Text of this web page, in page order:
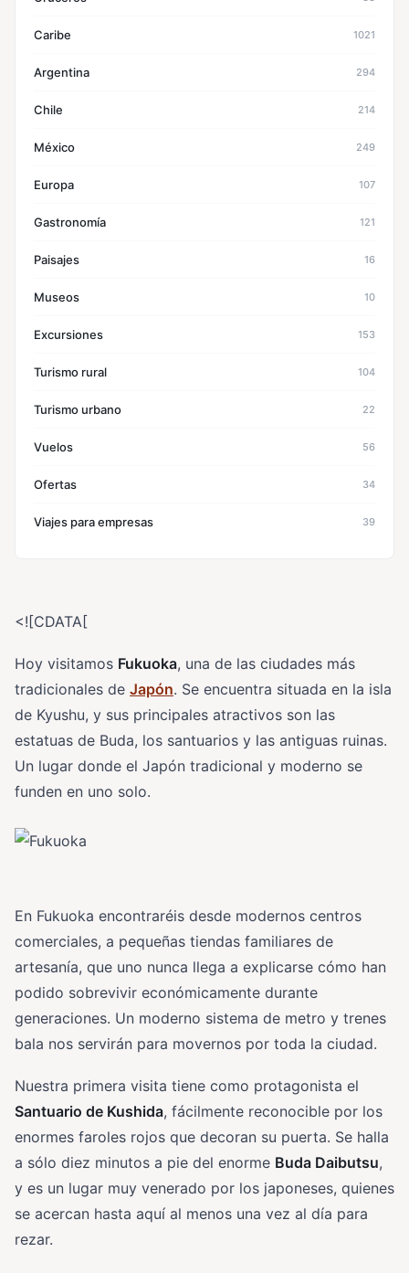
Caribe 1021
Argentina 294
Chile 214
México 249
Europa 107
Gastronomía 121
Paisajes 16
Museos 10
Excursiones 153
Turismo rural 104
Turismo urbano 22
Vuelos 56
Ofertas 34
Viajes para empresas 39
<![CDATA[
Hoy visitamos Fukuoka, una de las ciudades más
tradicionales de Japón. Se encuentra situada en la isla
de Kyushu, y sus principales atractivos son las
estatuas de Buda, los santuarios y las antiguas ruinas.
Un lugar donde el Japón tradicional y moderno se
funden en uno solo.
En Fukuoka encontraréis desde modernos centros
comerciales, a pequeñas tiendas familiares de
artesanía, que uno nunca llega a explicarse cómo han
podido sobrevivir económicamente durante
generaciones. Un moderno sistema de metro y trenes
bala nos servirán para movernos por toda la ciudad.
Nuestra primera visita tiene como protagonista el
Santuario de Kushida, fácilmente reconocible por los
enormes faroles rojos que decoran su puerta. Se halla
a sólo diez minutos a pie del enorme Buda Daibutsu,
y es un lugar muy venerado por los japoneses, quienes
se acercan hasta aquí al menos una vez al día para
rezar.